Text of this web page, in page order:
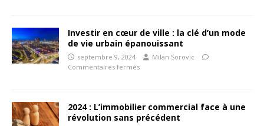
Investir en cœur de ville : la clé d’un mode
de vie urbain épanouissant
septembre 9, 2024
Milan Sorovic
Commentaires fermés
2024 : L’immobilier commercial face à une
révolution sans précédent